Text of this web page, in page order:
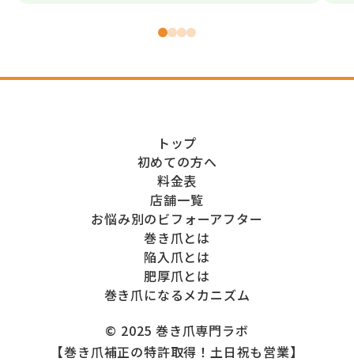
トップ
初めての方へ
料金表
店舗一覧
お悩み別のビフォーアフター
巻き爪とは
陥入爪とは
肥厚爪とは
巻き爪になるメカニズム
© 2025 巻き爪専門ラボ
【巻き爪補正の特許取得！土日祝も営業】